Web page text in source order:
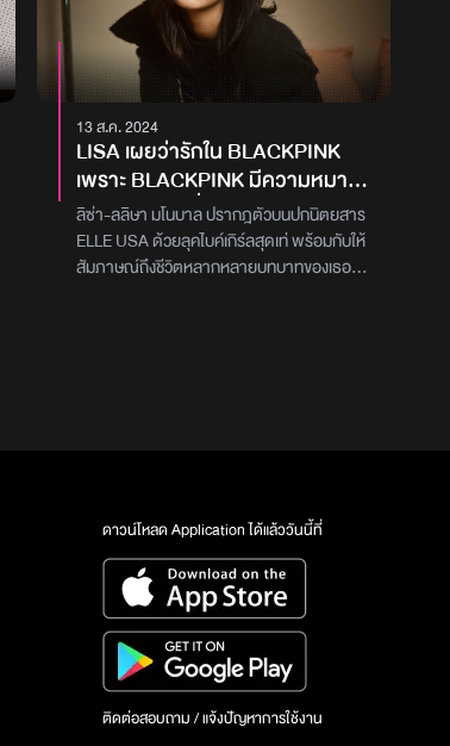
13 ส.ค. 2024
LISA เผยว่ารักใน BLACKPINK
เพราะ BLACKPINK มีความหมาย
และเป็นส่วนหนึ่งของชีวิตเธอ
ลิซ่า-ลลิษา มโนบาล ปรากฎตัวบนปกนิตยสาร
ELLE USA ด้วยลุคไบค์เกิร์ลสุดเท่ พร้อมกับให้
สัมภาษณ์ถึงชีวิตหลากหลายบทบาทของเธอ
เดี่ยว และเตรียมเดบิวต์ในฐานะนักแสดงซึ่งพาร์
โฟกัสผลงานในพาร์ตศิลปินเดี่ยว แต่นั้นไม่ใช่
สัญญาณการสิ้นสุดของวง BLACKPINK ตาม
ที่หลายคนกังวล เพราะเธอยังคงรักและให้ความ
สำคัญกับสิ่งนี้ BLACKPINK มีความหมายกับ
เธอเหมือนเป็นส่วนหนึ่งของชีวิตเธอไปแล้ว และใน
ปี 2025 ที่กำลังจะมาถึงพวกเธอก็กำลังจะออก
เวิลด์ทัวร์กันอีกครั้งนอกจากนี้ ลิซ่า ยังเล่าถึง
การทำงานในฐานะ ‘นักแสดง’ ผ่านภาพยนตร์
ดาวน์โหลด Application ได้แล้ววันนี้ที่
ติดต่อสอบถาม / แจ้งปัญหาการใช้งาน